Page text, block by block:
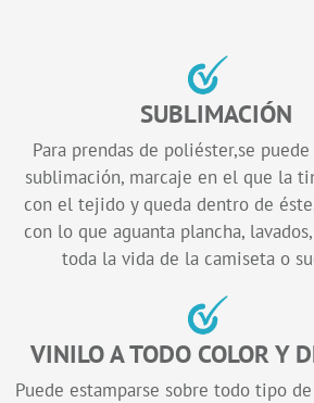
SUBLIMACIÓN
Para prendas de poliéster,se
sublimación, marcaje en el que la
con el tejido y queda dentro de
con lo que aguanta plancha,
toda la vida de la camiseta o
VINILO A TODO COLOR Y
Puede estamparse sobre todo tipo